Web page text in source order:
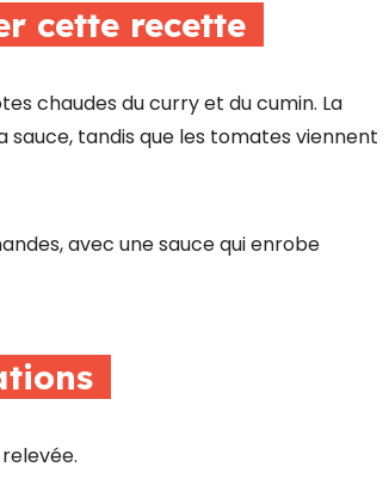
cette recette
chaudes du curry et du cumin. La
tandis que les tomates viennent
avec une sauce qui enrobe